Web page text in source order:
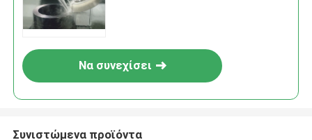
Να συνεχίσει
Συνιστώμενα προϊόντα